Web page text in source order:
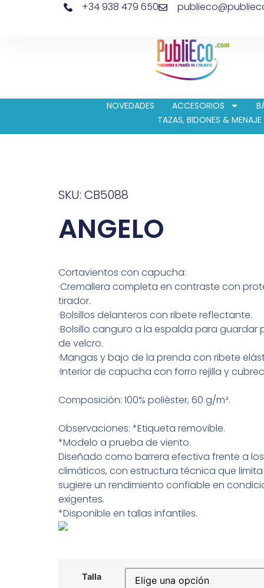
+34 938 479 650
NOVEDADES ACCESORIOS
TAZAS, BIDONES & MENAJE
SKU: CB5088
ANGELO
Cortavientos con capucha:
·Cremallera completa en contraste con
tirador.
·Bolsillos delanteros con ribete reflectante.
·Bolsillo canguro a la espalda para guardar
de velcro.
·Mangas y bajo de la prenda con ribete
·Interior de capucha con forro rejilla y
Composición: 100% poliéster, 60 g/m².
Observaciones: *Etiqueta removible.
*Modelo a prueba de viento.
Diseñado como barrera efectiva frente a
climáticos, con estructura técnica que
sugiere un rendimiento confiable en
exigentes.
*Disponible en tallas infantiles.
Talla